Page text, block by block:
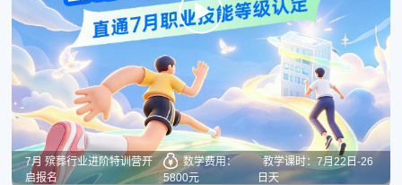
7月 殡葬行业进阶特训营开
启报名
数学费用：
5800元
教学课时：7月22日-26
日天